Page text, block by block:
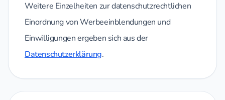
Weitere Einzelheiten zur datenschutzrechtlichen
Einordnung von Werbeeinblendungen und
Einwilligungen ergeben sich aus der
Datenschutzerklärung.